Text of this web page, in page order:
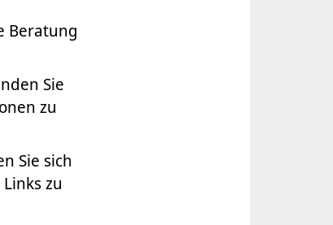
Beratung
Sie
zu
Sie sich
zu